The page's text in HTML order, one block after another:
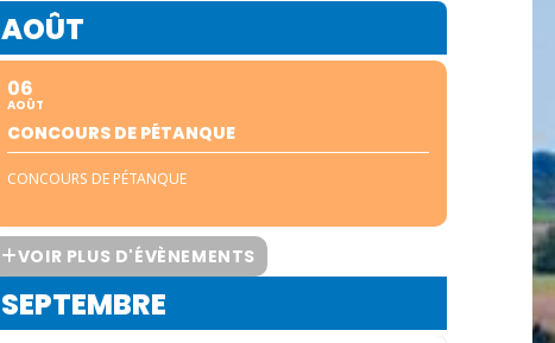
AOÛT
06
AOÛT
CONCOURS DE PÉTANQUE
CONCOURS DE PÉTANQUE
VOIR PLUS D'ÉVÈNEMENTS
SEPTEMBRE